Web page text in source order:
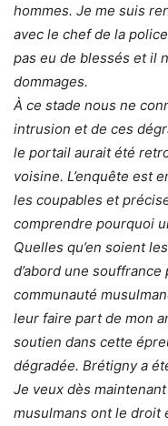
hommes. Je me suis
avec le chef de la
pas eu de blessés et il
dommages.
À ce stade nous ne
intrusion et de ces
le portail aurait été
voisine. L’enquête est
les coupables et
comprendre pourquoi
Quelles qu’en soient
d’abord une
communauté
leur faire part de mon
soutien dans cette
dégradée. Brétigny a
Je veux dès
musulmans ont le droit